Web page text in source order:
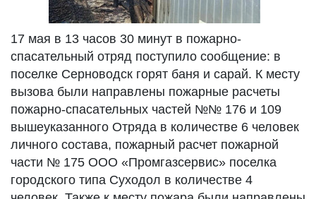
17 мая в 13 часов 30 минут в пожарно-
спасательный отряд поступило сообщение: в
поселке Серноводск горят баня и сарай. К месту
вызова были направлены пожарные расчеты
пожарно-спасательных частей №№ 176 и 109
вышеуказанного Отряда в количестве 6 человек
личного состава, пожарный расчет пожарной
части № 175 ООО «Промгазсервис» поселка
городского типа Суходол в количестве 4